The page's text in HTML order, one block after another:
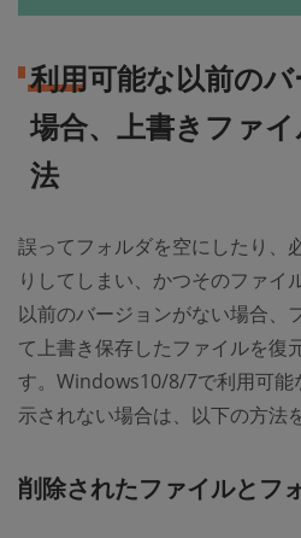
利用可能な以前の
場合、上書きファ
法
誤ってフォルダを空にしたり、
りしてしまい、かつそのファイ
以前のバージョンがない場合、
て上書き保存したファイルを復
す。Windows10/8/7で利用可能
示されない場合は、以下の方法
削除されたファイルとフ